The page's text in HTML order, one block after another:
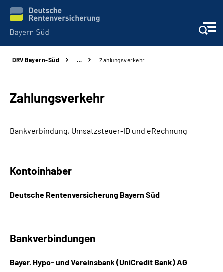
Beratung und Kontakt
Karriere
Über Uns
DRV Bayern-Süd … Zahlungsverkehr
Zahlungsverkehr
Bankverbindung, Umsatzsteuer-ID und eRechnung
Kontoinhaber
Deutsche Rentenversicherung Bayern Süd
Bankverbindungen
Bayer. Hypo- und Vereinsbank (UniCredit Bank) AG